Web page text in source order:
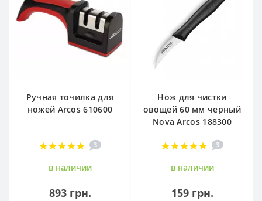
Ручная точилка для
ножей Arcos 610600
3
в наличии
893 грн.
Нож для чистки
овощей 60 мм черный
Nova Arcos 188300
3
в наличии
159 грн.